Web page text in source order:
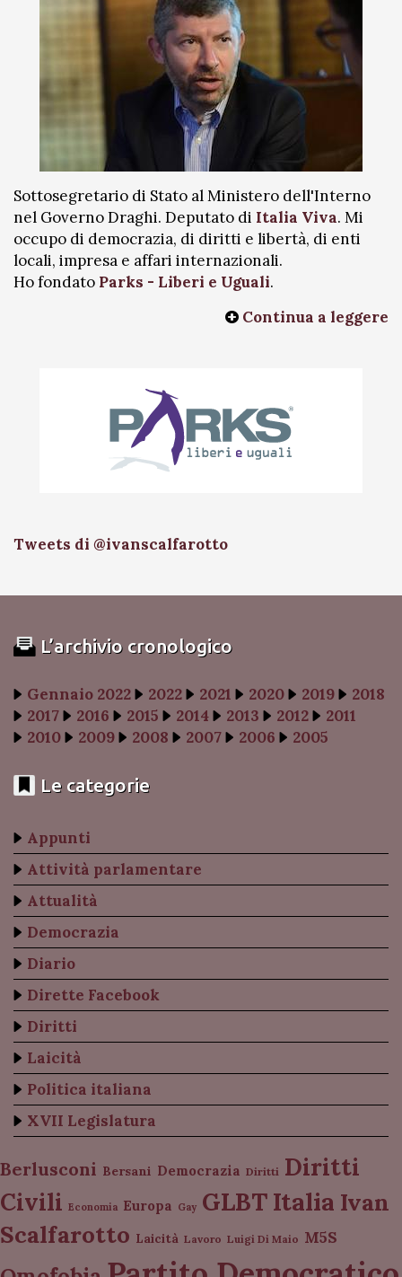
Sottosegretario di Stato al Ministero dell'Interno
nel Governo Draghi. Deputato di Italia Viva. Mi
occupo di democrazia, di diritti e libertà, di enti
locali, impresa e affari internazionali.
Ho fondato Parks - Liberi e Uguali.
Continua a leggere
Tweets di @ivanscalfarotto
L’archivio cronologico
Gennaio 2022 2022 2021 2020 2019
2018
2017
2016 2015 2014 2013 2012
2011
2010
2009 2008 2007 2006 2005
Le categorie
Appunti
Attività parlamentare
Attualità
Democrazia
Diario
Dirette Facebook
Diritti
Laicità
Politica italiana
XVII Legislatura
Berlusconi Bersani Democrazia Diritti Diritti
Civili Economia Europa Gay GLBT Italia Ivan
Scalfarotto Laicità Lavoro Luigi Di Maio M5S